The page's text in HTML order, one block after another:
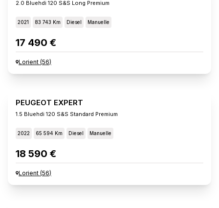
2.0 Bluehdi 120 S&s Long Premium
2021 83 743 Km Diesel Manuelle
17 490 €
Lorient (56)
PEUGEOT EXPERT
1.5 Bluehdi 120 S&s Standard Premium
2022 65 594 Km Diesel Manuelle
18 590 €
Lorient (56)